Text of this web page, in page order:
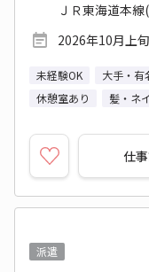
ＪＲ東海道本
2026年10月上
未経験OK 大手・有
休憩室あり
髪・ネ
仕
派遣